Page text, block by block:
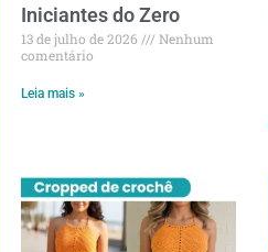
Iniciantes do Zero
13 de julho de 2026
Nenhum
comentário
Leia mais »